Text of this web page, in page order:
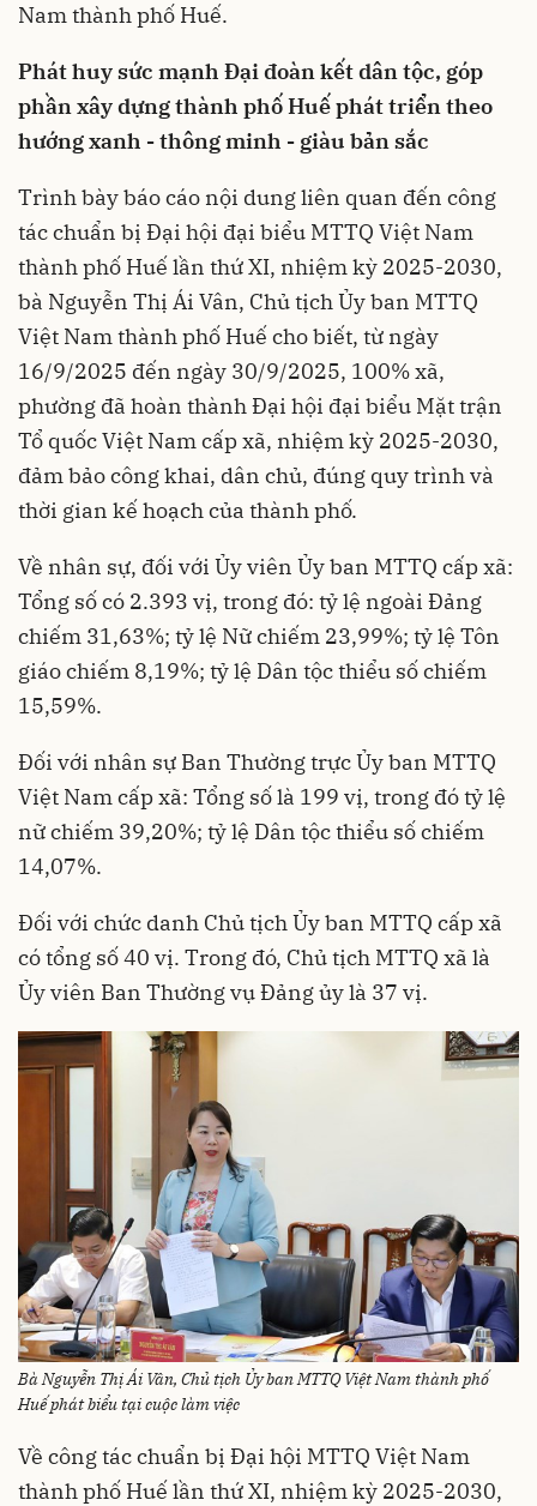
Nam thành phố Huế.
Phát huy sức mạnh Đại đoàn kết dân tộc, góp
phần xây dựng thành phố Huế phát triển theo
hướng xanh - thông minh - giàu bản sắc
Trình bày báo cáo nội dung liên quan đến công
tác chuẩn bị Đại hội đại biểu MTTQ Việt Nam
thành phố Huế lần thứ XI, nhiệm kỳ 2025-2030,
bà Nguyễn Thị Ái Vân, Chủ tịch Ủy ban MTTQ
Việt Nam thành phố Huế cho biết, từ ngày
16/9/2025 đến ngày 30/9/2025, 100% xã,
phường đã hoàn thành Đại hội đại biểu Mặt trận
Tổ quốc Việt Nam cấp xã, nhiệm kỳ 2025-2030,
đảm bảo công khai, dân chủ, đúng quy trình và
thời gian kế hoạch của thành phố.
Về nhân sự, đối với Ủy viên Ủy ban MTTQ cấp xã:
Tổng số có 2.393 vị, trong đó: tỷ lệ ngoài Đảng
chiếm 31,63%; tỷ lệ Nữ chiếm 23,99%; tỷ lệ Tôn
giáo chiếm 8,19%; tỷ lệ Dân tộc thiểu số chiếm
15,59%.
Đối với nhân sự Ban Thường trực Ủy ban MTTQ
Việt Nam cấp xã: Tổng số là 199 vị, trong đó tỷ lệ
nữ chiếm 39,20%; tỷ lệ Dân tộc thiểu số chiếm
14,07%.
Đối với chức danh Chủ tịch Ủy ban MTTQ cấp xã
có tổng số 40 vị. Trong đó, Chủ tịch MTTQ xã là
Ủy viên Ban Thường vụ Đảng ủy là 37 vị.
Bà Nguyễn Thị Ái Vân, Chủ tịch Ủy ban MTTQ Việt Nam thành phố
Huế phát biểu tại cuộc làm việc
Về công tác chuẩn bị Đại hội MTTQ Việt Nam
thành phố Huế lần thứ XI, nhiệm kỳ 2025-2030,